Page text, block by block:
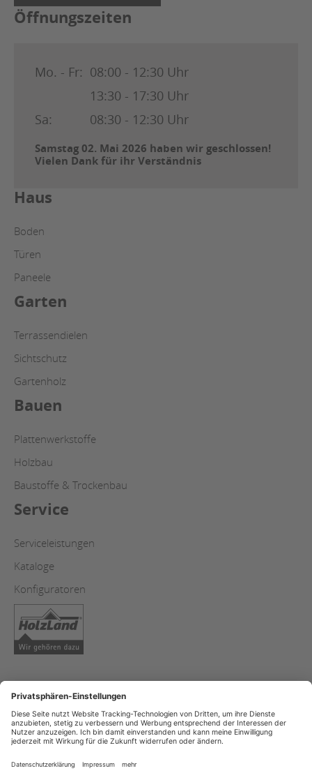
Öffnungszeiten
Mo. - Fr: 08:00 - 12:30 Uhr
13:30 - 17:30 Uhr
Sa:
08:30 - 12:30 Uhr
Samstag 02. Mai 2026 haben wir geschlossen!
Vielen Dank für ihr Verständnis
Haus
Boden
Türen
Paneele
Garten
Terrassendielen
Sichtschutz
Gartenholz
Bauen
Plattenwerkstoffe
Holzbau
Baustoffe & Trockenbau
Service
Serviceleistungen
Kataloge
Konfiguratoren